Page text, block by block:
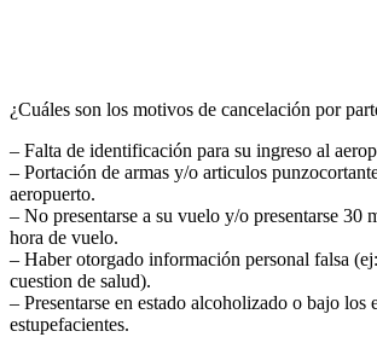
¿Cuáles son los motivos de cancelación por
– Falta de identificación para su ingreso al
– Portación de armas y/o articulos
aeropuerto.
– No presentarse a su vuelo y/o presentarse 30
hora de vuelo.
– Haber otorgado información personal falsa
cuestion de salud).
– Presentarse en estado alcoholizado o bajo los
estupefacientes.